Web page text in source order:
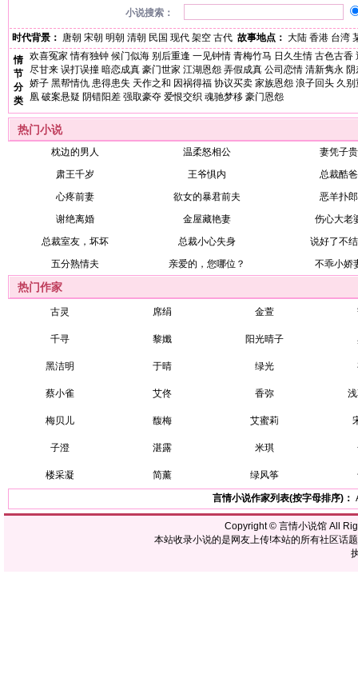
小说搜索：
时代背景： 唐朝 宋朝 明朝 清朝 民国 现代 架空 古代 故事地点： 大陆 香港 台湾
情
节
分
类
欢喜冤家 情有独钟 候门似海 别后重逢 一见钟情 青梅竹马 日久生情 古色古香
尽甘来 误打误撞 暗恋成真 豪门世家 江湖恩怨 弄假成真 公司恋情 清新隽永
娇子 黑帮情仇 患得患失 天作之和 因祸得福 协议买卖 家族恩怨 浪子回头 久别
凰 破案悬疑 阴错阳差 强取豪夺 爱恨交织 魂驰梦移 豪门恩怨
热门小说
枕边的男人 温柔怒相公
妻凭子贵
肃王千岁
王爷惧内
总裁酷爸
心疼前妻
欲女的暴君前夫
恶羊扑郎
谢绝离婚
金屋藏艳妻
伤心大老
总裁室友，坏坏
总裁小心失身
说好了不
五分熟情夫
亲爱的，您哪位？ 不乖小娇
热门作家
古灵 席绢 金萱
千寻 黎孅 阳光晴子
黑洁明 于晴 绿光
蔡小雀 艾佟 香弥
梅贝儿 馥梅 艾蜜莉
子澄 湛露 米琪
楼采凝 简薰 绿风筝
言情小说作家列表(按字母排序)：
Copyright © 言情小说馆All
本站收录小说的是网友上传!本站的所有社区话